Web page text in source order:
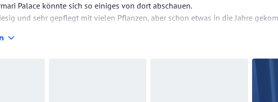
Palace könnte sich so einiges von dort abschauen.
und sehr gepflegt mit vielen Pflanzen, aber schon etwas in die Jahre
mehr Möglichkeiten in der Anlage geben um sich etwas zum Trinken zu